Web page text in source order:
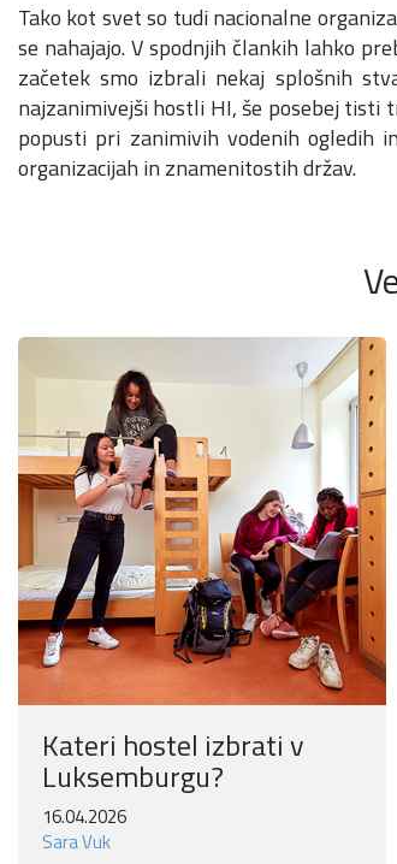
Tako kot svet so tudi nacionalne
se nahajajo. V spodnjih člankih lahko
začetek smo izbrali nekaj splošnih
najzanimivejši hostli HI, še posebej tisti
popusti pri zanimivih vodenih ogledih
organizacijah in znamenitostih držav.
Kateri hostel izbrati v
Luksemburgu?
16.04.2026
Sara Vuk